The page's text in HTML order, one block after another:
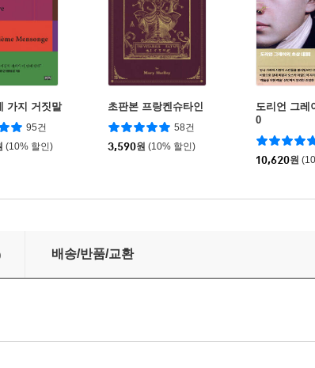
가지 거짓말
95건
(10% 할인)
초판본 프랑켄슈타인
58건
3,590원 (10% 할인)
도리언 그레
0
10,620원
배송/반품/교환